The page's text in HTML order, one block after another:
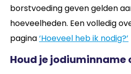
borstvoeding geven gelden
hoeveelheden. Een volledig
pagina‘Hoeveel heb ik nodig?’
Houd je jodiuminname